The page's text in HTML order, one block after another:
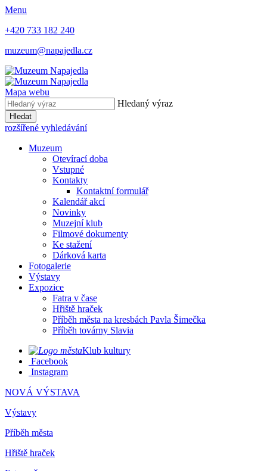
Menu
+420 733 182 240
muzeum@napajedla.cz
Mapa webu
Hledaný výraz
Hledat
rozšířené vyhledávání
Muzeum
Otevírací doba
Vstupné
Kontakty
Kontaktní formulář
Kalendář akcí
Novinky
Muzejní klub
Filmové dokumenty
Ke stažení
Dárková karta
Fotogalerie
Výstavy
Expozice
Fatra v čase
Hřiště hraček
Příběh města na kresbách Pavla Šimečka
Příběh továrny Slavia
Klub kultury
Facebook
Instagram
NOVÁ VÝSTAVA
Výstavy
Příběh města
Hřiště hraček